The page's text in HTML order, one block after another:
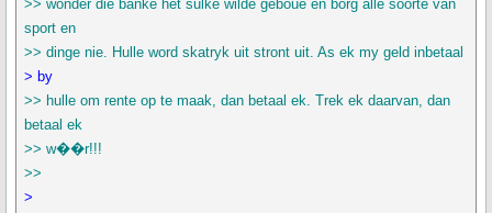
>> wonder die banke het sulke wilde geboue en borg alle soorte van
sport en
>> dinge nie. Hulle word skatryk uit stront uit. As ek my geld inbetaal
> by
>> hulle om rente op te maak, dan betaal ek. Trek ek daarvan, dan
betaal ek
>> w��r!!!
>>
>